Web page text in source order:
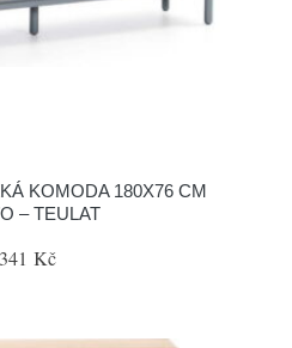
KOMODA 180X76 CM
– TEULAT
Kč